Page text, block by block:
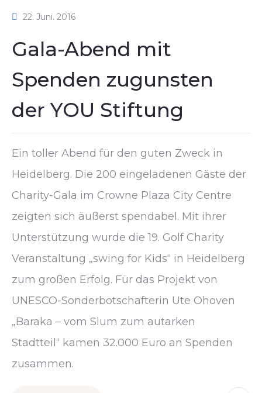
22. Juni. 2016
Gala-Abend mit
Spenden zugunsten
der YOU Stiftung
Ein toller Abend für den guten Zweck in
Heidelberg. Die 200 eingeladenen Gäste der
Charity-Gala im Crowne Plaza City Centre
zeigten sich äußerst spendabel. Mit ihrer
Unterstützung wurde die 19. Golf Charity
Veranstaltung „swing for Kids“ in Heidelberg
zum großen Erfolg. Für das Projekt von
UNESCO-Sonderbotschafterin Ute Ohoven
„Baraka – vom Slum zum autarken
Stadtteil“ kamen 32.000 Euro an Spenden
zusammen.